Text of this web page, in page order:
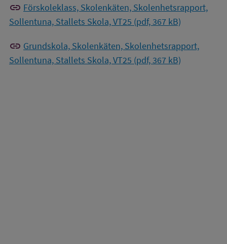
link Förskoleklass, Skolenkäten, Skolenhetsrapport,
Sollentuna, Stallets Skola, VT25 (pdf, 367 kB)
link Grundskola, Skolenkäten, Skolenhetsrapport,
Sollentuna, Stallets Skola, VT25 (pdf, 367 kB)